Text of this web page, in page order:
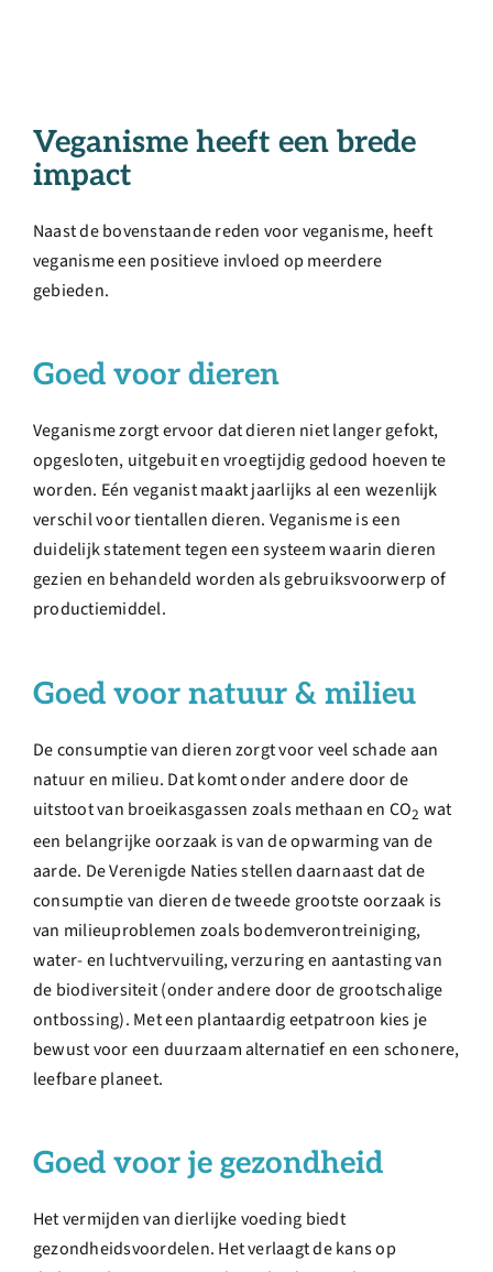
Veganisme heeft een brede
impact
Naast de bovenstaande reden voor veganisme, heeft
veganisme een positieve invloed op meerdere
gebieden.
Goed voor dieren
Veganisme zorgt ervoor dat dieren niet langer gefokt,
opgesloten, uitgebuit en vroegtijdig gedood hoeven te
worden. Eén veganist maakt jaarlijks al een wezenlijk
verschil voor tientallen dieren. Veganisme is een
duidelijk statement tegen een systeem waarin dieren
gezien en behandeld worden als gebruiksvoorwerp of
productiemiddel.
Goed voor natuur & milieu
De consumptie van dieren zorgt voor veel schade aan
natuur en milieu. Dat komt onder andere door de
uitstoot van broeikasgassen zoals methaan en CO2 wat
een belangrijke oorzaak is van de opwarming van de
aarde. De Verenigde Naties stellen daarnaast dat de
consumptie van dieren de tweede grootste oorzaak is
van milieuproblemen zoals bodemverontreiniging,
water- en luchtvervuiling, verzuring en aantasting van
de biodiversiteit (onder andere door de grootschalige
ontbossing). Met een plantaardig eetpatroon kies je
bewust voor een duurzaam alternatief en een schonere,
leefbare planeet.
Goed voor je gezondheid
Het vermijden van dierlijke voeding biedt
gezondheidsvoordelen. Het verlaagt de kans op